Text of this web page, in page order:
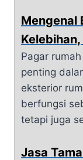
Mengenal
Pagar
penting
eksterior
berfungsi
tetapi juga
Jasa